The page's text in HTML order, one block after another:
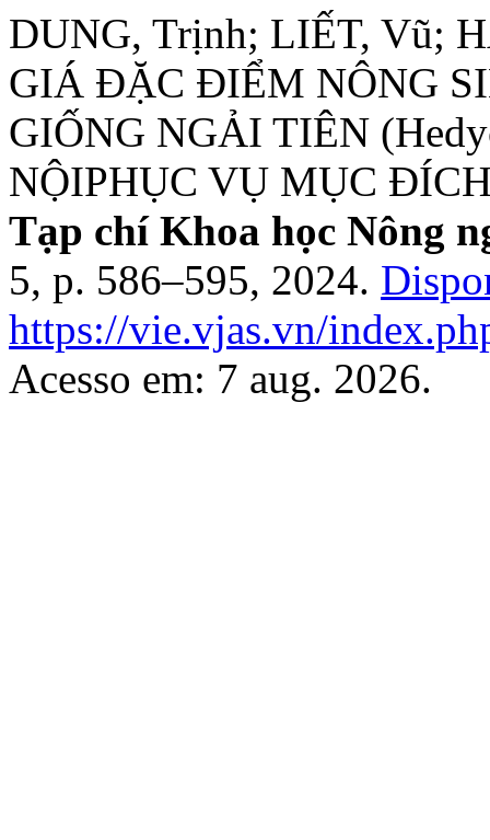
DUNG, Trịnh; LIẾT, Vũ;
GIÁ ĐẶC ĐIỂM NÔNG
GIỐNG NGẢI TIÊN
NỘIPHỤC VỤ MỤC
Tạp chí Khoa học Nông
5, p. 586–595, 2024.
https://vie.vjas.vn/
Acesso em: 7 aug. 2026.